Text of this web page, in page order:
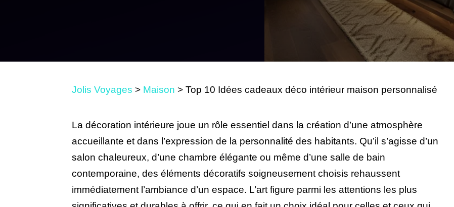
Jolis Voyages > Maison > Top 10 Idées cadeaux déco intérieur maison personnalisé
La décoration intérieure joue un rôle essentiel dans la création d’une atmosphère
accueillante et dans l’expression de la personnalité des habitants. Qu’il s’agisse d’un
salon chaleureux, d’une chambre élégante ou même d’une salle de bain
contemporaine, des éléments décoratifs soigneusement choisis rehaussent
immédiatement l’ambiance d’un espace. L’art figure parmi les attentions les plus